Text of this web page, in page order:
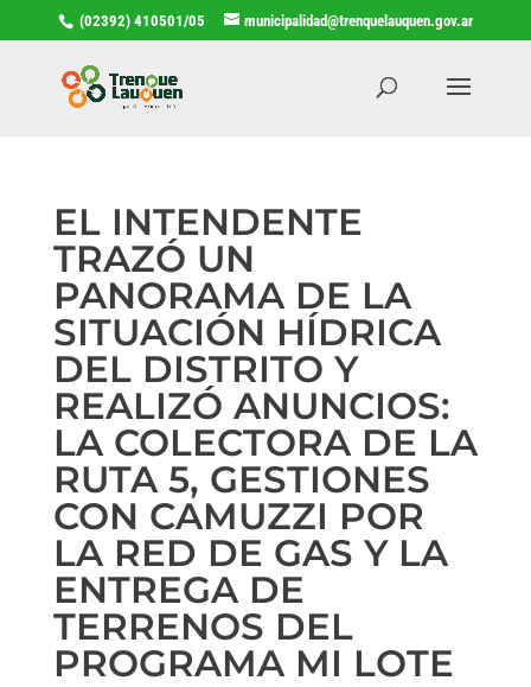
(02392) 410501/05 municipalidad@trenquelauquen.gov.ar
EL INTENDENTE
TRAZÓ UN
PANORAMA DE LA
SITUACIÓN HÍDRICA
DEL DISTRITO Y
REALIZÓ ANUNCIOS:
LA COLECTORA DE LA
RUTA 5, GESTIONES
CON CAMUZZI POR
LA RED DE GAS Y LA
ENTREGA DE
TERRENOS DEL
PROGRAMA MI LOTE